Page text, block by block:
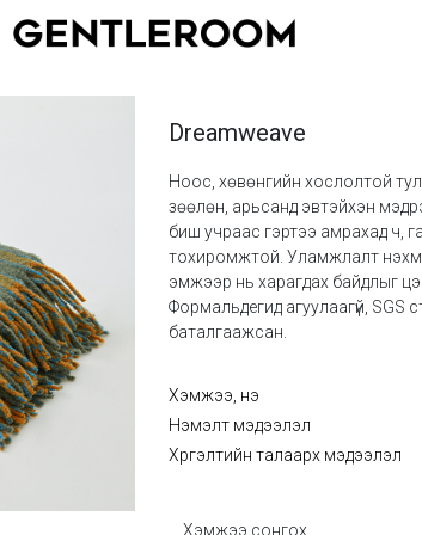
Dreamweave
Ноос, хөвөнгийн хослолтой
зөөлөн, арьсанд эвтэйхэн
биш учраас гэртээ амрахад ч,
тохиромжтой. Уламжлалт
эмжээр нь харагдах байдлыг
Формальдегид агуулаагүй, SGS
баталгаажсан.
Хэмжээ, үнэ
Нэмэлт мэдээлэл
Хүргэлтийн талаарх мэдээлэл